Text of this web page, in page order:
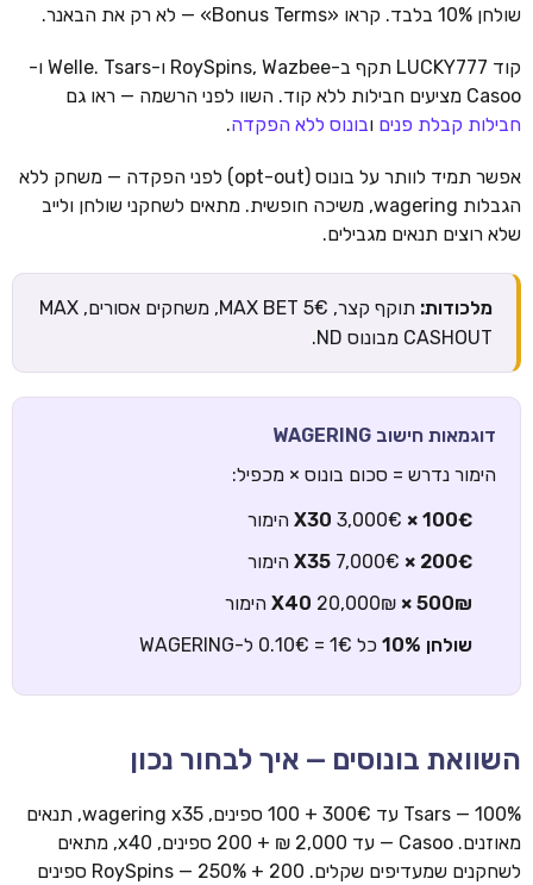
שולחן 10% בלבד. קראו «Bonus Terms» — לא רק את הבאנר.
קוד LUCKY777 תקף ב-RoySpins, Wazbee ו-Welle. Tsars ו-
Casoo מציעים חבילות ללא קוד. השוו לפני הרשמה — ראו גם
חבילות קבלת פנים ובונוס ללא הפקדה.
אפשר תמיד לוותר על בונוס (opt-out) לפני הפקדה — משחק ללא
הגבלות wagering, משיכה חופשית. מתאים לשחקני שולחן ולייב
שלא רוצים תנאים מגבילים.
מלכודות:
תוקף קצר, MAX BET 5€, משחקים אסורים, MAX
CASHOUT מבונוס ND.
דוגמאות חישוב WAGERING
הימור נדרש = סכום בונוס × מכפיל:
100€ × X30
3,000€ הימור
200€ × X35
7,000€ הימור
500₪ × X40
20,000₪ הימור
שולחן 10%
כל 1€ = 0.10€ ל-WAGERING
השוואת בונוסים — איך לבחור נכון
Tsars — 100% עד 300€ + 100 ספינים, wagering x35, תנאים
מאוזנים. Casoo — עד 2,000 ₪ + 200 ספינים, x40, מתאים
לשחקנים שמעדיפים שקלים. RoySpins — 250% + 200 ספינים